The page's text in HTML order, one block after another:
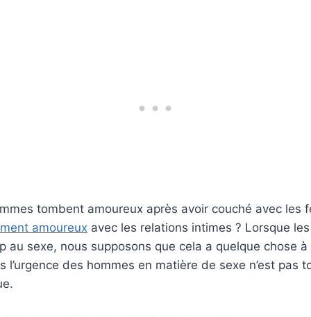
tombent amoureux après avoir couché avec les
amoureux avec les relations intimes ? Lorsque
au sexe, nous supposons que cela a quelque chose
l’urgence des hommes en matière de sexe n’est pas